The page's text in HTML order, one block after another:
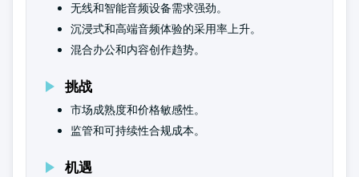
无线和智能音频设备需求强劲。
沉浸式和高端音频体验的采用率上升。
混合办公和内容创作趋势。
挑战
市场成熟度和价格敏感性。
监管和可持续性合规成本。
机遇